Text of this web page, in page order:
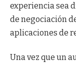
experiencia sea
de negociación
aplicaciones de
Una vez que un